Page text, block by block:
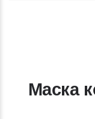
Маска